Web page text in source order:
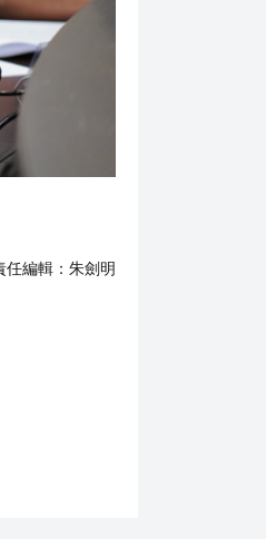
任編輯： 朱劍明